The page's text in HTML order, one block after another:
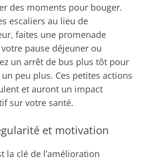
des moments pour bouger.
escaliers au lieu de
faites une promenade
pause déjeuner ou
un arrêt de bus plus tôt pour
peu plus. Ces petites actions
et auront un impact
sur votre santé.
et motivation
la clé de l’amélioration